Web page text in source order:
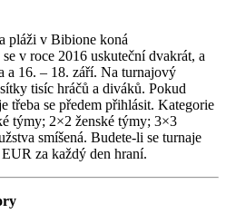
pláži v Bibione koná
v roce 2016 uskuteční dvakrát, a
a 16. – 18. září. Na turnajový
tisíc hráčů a diváků. Pokud
třeba se předem přihlásit. Kategorie
týmy; 2×2 ženské týmy; 3×3
smíšená. Budete-li se turnaje
za každý den hraní.